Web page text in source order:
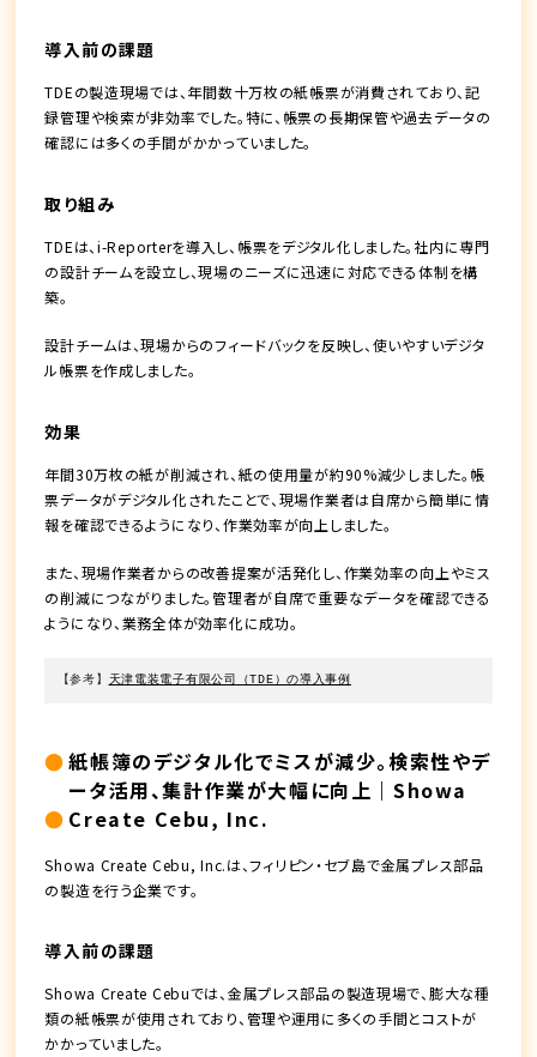
導入前の課題
TDEの製造現場では、年間数十万枚の紙帳票が消費されており、記
録管理や検索が非効率でした。特に、帳票の長期保管や過去データの
確認には多くの手間がかかっていました。
取り組み
TDEは、i-Reporterを導入し、帳票をデジタル化しました。社内に専門
の設計チームを設立し、現場のニーズに迅速に対応できる体制を構
築。
設計チームは、現場からのフィードバックを反映し、使いやすいデジタ
ル帳票を作成しました。
効果
年間30万枚の紙が削減され、紙の使用量が約90%減少しました。帳
票データがデジタル化されたことで、現場作業者は自席から簡単に情
報を確認できるようになり、作業効率が向上しました。
また、現場作業者からの改善提案が活発化し、作業効率の向上やミス
の削減につながりました。管理者が自席で重要なデータを確認できる
ようになり、業務全体が効率化に成功。
【参考】 天津電装電子有限公司（TDE）の導入事例
紙帳簿のデジタル化でミスが減少。検索性やデ
ータ活用、集計作業が大幅に向上｜Showa
Create Cebu, Inc.
Showa Create Cebu, Inc.は、フィリピン・セブ島で金属プレス部品
の製造を行う企業です。
導入前の課題
Showa Create Cebuでは、金属プレス部品の製造現場で、膨大な種
類の紙帳票が使用されており、管理や運用に多くの手間とコストが
かかっていました。